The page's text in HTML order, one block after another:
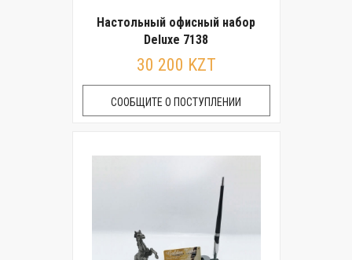
Настольный офисный набор
Deluxe 7138
30 200 KZT
СООБЩИТЕ О ПОСТУПЛЕНИИ